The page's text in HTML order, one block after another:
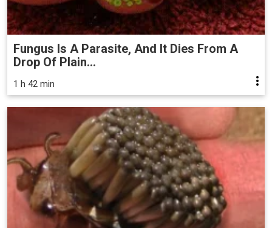
Fungus Is A Parasite, And It Dies From A
Drop Of Plain...
1 h 42 min